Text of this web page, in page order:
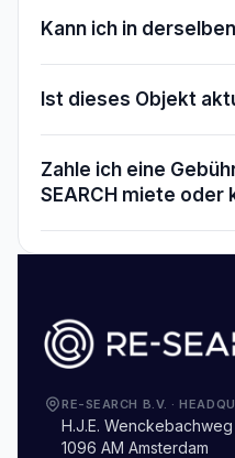
Kann ich in
Ist dieses Objekt
Zahle ich eine
SEARCH miete oder
RE-SEARCH B.V. ·
H.J.E. Wenckebachweg
1096 AM Amsterdam